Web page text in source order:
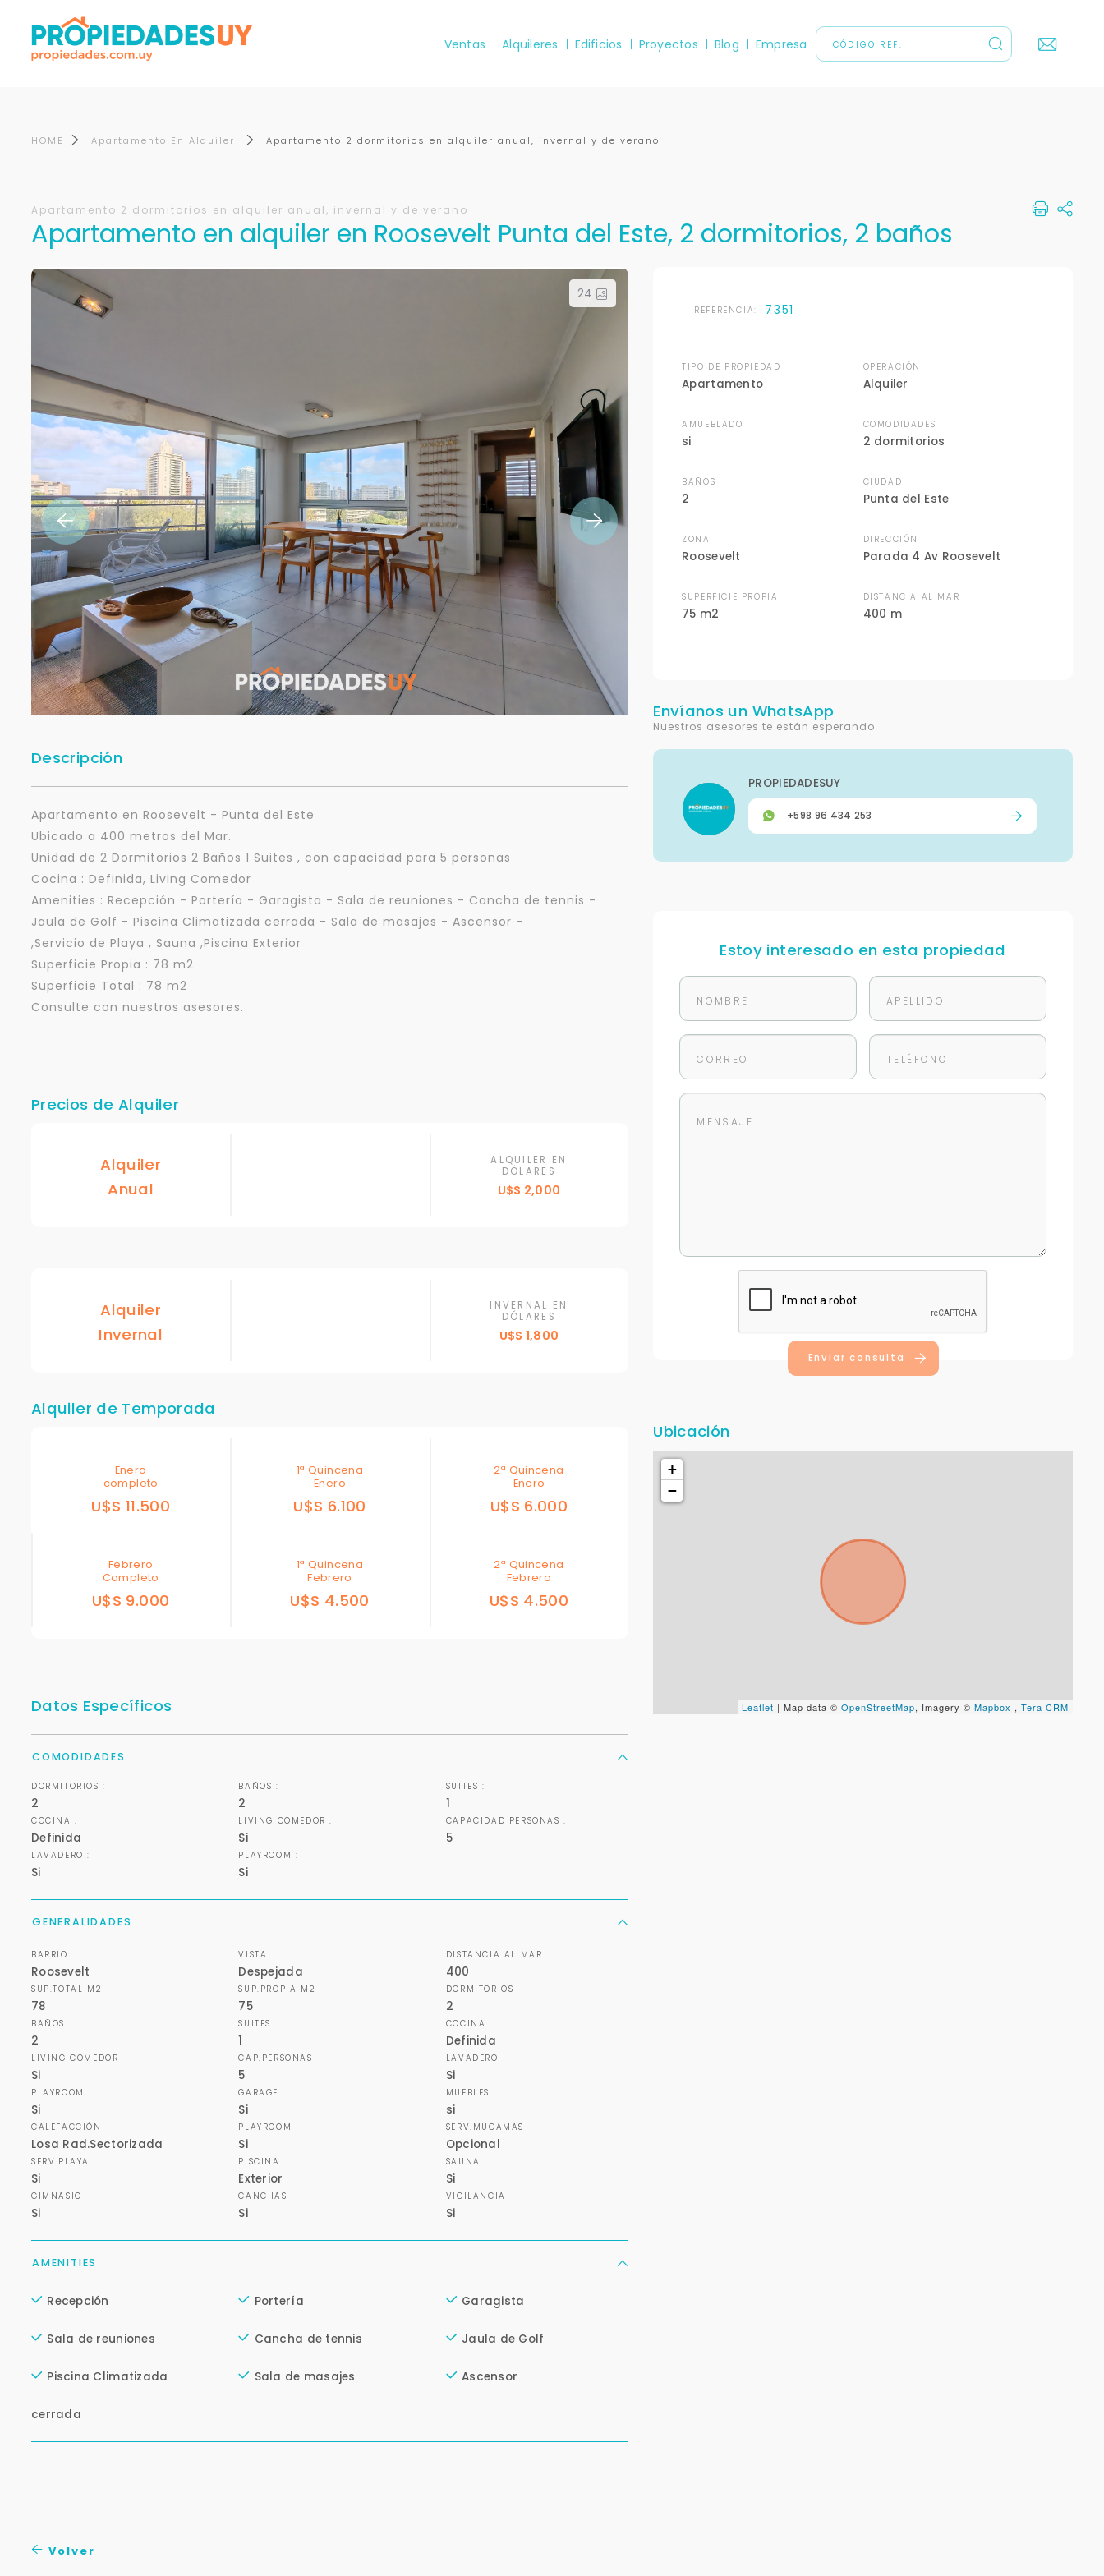
Ventas Alquileres Edificios Proyectos Blog Empresa
HOME Apartamento En Alquiler Apartamento 2 dormitorios en alquiler anual, invernal y de verano
Apartamento 2 dormitorios en alquiler anual, invernal y de verano
Apartamento en alquiler en Roosevelt Punta del Este, 2 dormitorios, 2 baños
24
Descripción
Apartamento en Roosevelt - Punta del Este
Ubicado a 400 metros del Mar.
Unidad de 2 Dormitorios 2 Baños 1 Suites , con capacidad para 5 personas
Cocina : Definida, Living Comedor
Amenities : Recepción - Portería - Garagista - Sala de reuniones - Cancha de tennis -
Jaula de Golf - Piscina Climatizada cerrada - Sala de masajes - Ascensor -
,Servicio de Playa , Sauna ,Piscina Exterior
Superficie Propia : 78 m2
Superficie Total : 78 m2
Consulte con nuestros asesores.
Precios de Alquiler
Alquiler
Anual
ALQUILER EN
DÓLARES
U$S 2,000
Alquiler
Invernal
INVERNAL EN
DÓLARES
U$S 1,800
Alquiler de Temporada
Enero
completo
U$S 11.500
1ª Quincena
Enero
U$S 6.100
2ª Quincena
Enero
U$S 6.000
Febrero
Completo
U$S 9.000
1ª Quincena
Febrero
U$S 4.500
2ª Quincena
Febrero
U$S 4.500
Datos Específicos
COMODIDADES
DORMITORIOS :
2
BAÑOS :
2
SUITES :
1
COCINA :
Definida
LIVING COMEDOR :
Si
CAPACIDAD PERSONAS :
5
LAVADERO :
Si
PLAYROOM :
Si
GENERALIDADES
BARRIO
Roosevelt
VISTA
Despejada
DISTANCIA AL MAR
400
SUP.TOTAL M2
78
SUP.PROPIA M2
75
DORMITORIOS
2
BAÑOS
2
SUITES
1
COCINA
Definida
LIVING COMEDOR
Si
CAP.PERSONAS
5
LAVADERO
Si
PLAYROOM
Si
GARAGE
Si
MUEBLES
si
CALEFACCIÓN
Losa Rad.Sectorizada
PLAYROOM
Si
SERV.MUCAMAS
Opcional
SERV.PLAYA
Si
PISCINA
Exterior
SAUNA
Si
GIMNASIO
Si
CANCHAS
Si
VIGILANCIA
Si
AMENITIES
Recepción Portería Garagista
Sala de reuniones Cancha de tennis Jaula de Golf
Piscina Climatizada
cerrada
Sala de masajes Ascensor
REFERENCIA: 7351
TIPO DE PROPIEDAD
Apartamento
OPERACIÓN
Alquiler
AMUEBLADO
si
COMODIDADES
2 dormitorios
BAÑOS
2
CIUDAD
Punta del Este
ZONA
Roosevelt
DIRECCIÓN
Parada 4 Av Roosevelt
SUPERFICIE PROPIA
75 m2
DISTANCIA AL MAR
400 m
Envíanos un WhatsApp
Nuestros asesores te están esperando
PROPIEDADESUY
+598 96 434 253
Estoy interesado en esta propiedad
Enviar consulta
Ubicación
+
−
Leaflet | Map data © OpenStreetMap, Imagery © Mapbox , Tera CRM
Volver
Tu nombre *
Tu WhatsApp *
No compartimos tu información
Solo los usamos para responder
Buscamos darte la mejor experiencia.